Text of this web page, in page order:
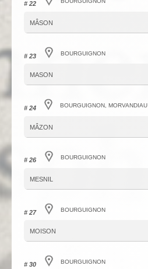
# 22
mâson
# 23 Bourguignon
mason
# 24 Bourguignon, Morvandiau
mâzon
# 26 Bourguignon
mesnil
# 27 Bourguignon
moison
# 30 Bourguignon